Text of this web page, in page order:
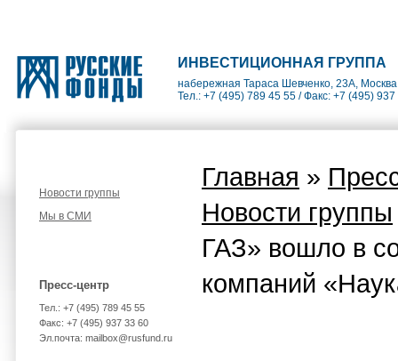
ИНВЕСТИЦИОННАЯ ГРУППА
набережная Тараса Шевченко, 23А,
Тел.: +7 (495) 789 45 55 / Факс: +7 (495)
Новости группы
Мы в СМИ
Пресс-центр
Тел.: +7 (495) 789 45 55
Факс: +7 (495) 937 33 60
Эл.почта: mailbox@rusfund.ru
Главная »
Новости группы
ГАЗ» вошло в
компаний